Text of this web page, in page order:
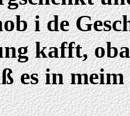
i de
kafft,
es in